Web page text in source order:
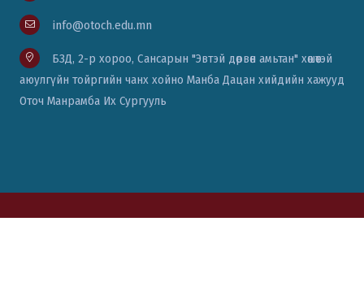
info@otoch.edu.mn
БЗД, 2-р хороо, Сансарын "Эвтэй дөрвөн амьтан" хөшөөтэй
аюулгүйн тойргийн чанх хойно Манба Дацан хийдийн хажууд
Оточ Манрамба Их Сургууль